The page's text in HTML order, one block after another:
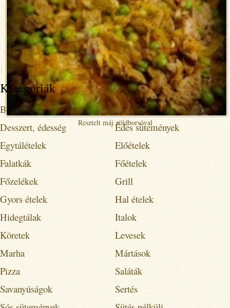
Indiai, paradicsomos csirkecombok
Resztelt máj zöldborsóval
Kategóriák
Befőttek
Bogrács
Desszert, édesség
Édes sütemények
Egytálételek
Előételek
Falatkák
Főételek
Főzelékek
Grill
Gyors ételek
Hal ételek
Hidegtálak
Italok
Köretek
Levesek
Marha
Mártások
Pizza
Saláták
Savanyúságok
Sertés